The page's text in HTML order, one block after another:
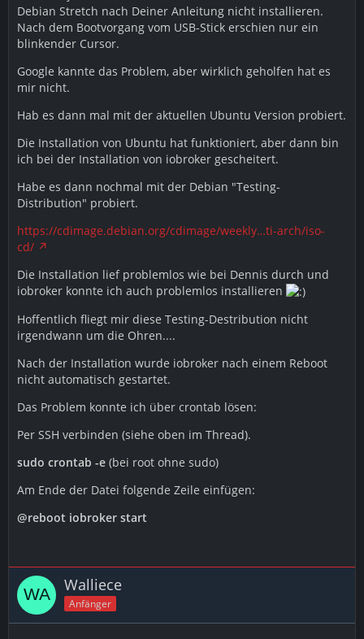
Debian Stretch nach Deiner Anleitung nicht installieren.
Nach dem Bootvorgang vom USB-Stick erschien nur ein
blinkender Cursor.
Google kannte das Problem, aber wirklich geholfen hat es
mir nicht.
Hab es dann mal mit der aktuellen Ubuntu Version probiert.
Die Installation von Ubuntu hat funktioniert, aber dann bin
ich bei der Installation von iobroker gescheitert.
Habe es dann nochmal mit der Debian "Testing-
Distribution" probiert.
https://cdimage.debian.org/cdimage/weekly…ti-arch/iso-
cd/
Die Installation lief problemlos wie bei Dennis durch und
iobroker konnte ich auch problemlos installieren
Hoffentlich fliegt mir diese Testing-Destribution nicht
irgendwann um die Ohren....
Nach der Installation wurde iobroker nach einem Reboot
nicht automatisch gestartet.
Das Problem konnte ich über crontab lösen:
Per SSH verbinden (siehe oben im Thread).
sudo crontab -e (bei root ohne sudo)
Am Ende der Datei folgende Zeile einfügen:
@reboot iobroker start
Walliece
Anfänger